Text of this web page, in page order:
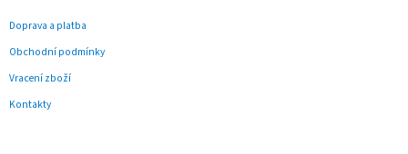
Doprava a platba
Obchodní podmínky
Vracení zboží
Kontakty